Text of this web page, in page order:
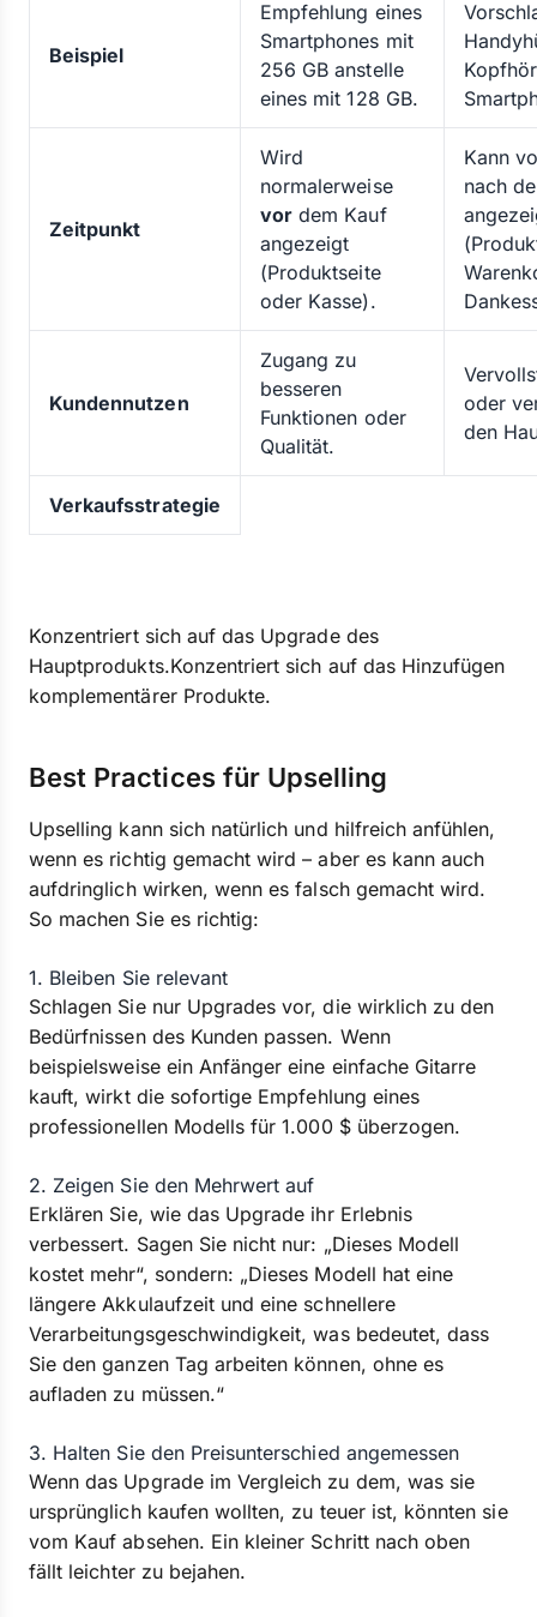
Beispiel
Empfehlung eines
Smartphones mit
256 GB anstelle
eines mit 128 GB.
Zeitpunkt
Wird
normalerweise
vor dem Kauf
angezeigt
(Produktseite
oder Kasse).
Kann
nach
Kundennutzen
Zugang zu
besseren
Funktionen oder
Qualität.
oder
den
Verkaufsstrategie
Konzentriert sich auf das Upgrade des
Hauptprodukts.Konzentriert sich auf das Hinzufügen
komplementärer Produkte.
Best Practices für Upselling
Upselling kann sich natürlich und hilfreich anfühlen,
wenn es richtig gemacht wird – aber es kann auch
aufdringlich wirken, wenn es falsch gemacht wird.
So machen Sie es richtig:
1. Bleiben Sie relevant
Schlagen Sie nur Upgrades vor, die wirklich zu den
Bedürfnissen des Kunden passen. Wenn
beispielsweise ein Anfänger eine einfache Gitarre
kauft, wirkt die sofortige Empfehlung eines
professionellen Modells für 1.000 $ überzogen.
2. Zeigen Sie den Mehrwert auf
Erklären Sie, wie das Upgrade ihr Erlebnis
verbessert. Sagen Sie nicht nur: „Dieses Modell
kostet mehr“, sondern: „Dieses Modell hat eine
längere Akkulaufzeit und eine schnellere
Verarbeitungsgeschwindigkeit, was bedeutet, dass
Sie den ganzen Tag arbeiten können, ohne es
aufladen zu müssen.“
3. Halten Sie den Preisunterschied angemessen
Wenn das Upgrade im Vergleich zu dem, was sie
ursprünglich kaufen wollten, zu teuer ist, könnten sie
vom Kauf absehen. Ein kleiner Schritt nach oben
fällt leichter zu bejahen.